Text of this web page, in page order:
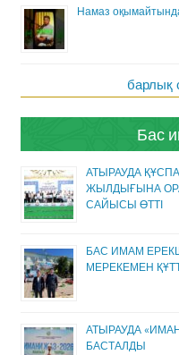
Намаз
барлық
Бас
АТЫРАУДА
ЖЫЛДЫҒЫНА
САЙЫСЫ ӨТТІ
БАС ИМАМ
МЕРЕКЕМЕН
АТЫРАУДА
БАСТАЛДЫ